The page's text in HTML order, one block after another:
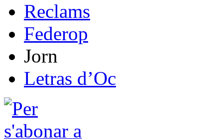
Reclams
Federop
Jorn
Letras d’Oc